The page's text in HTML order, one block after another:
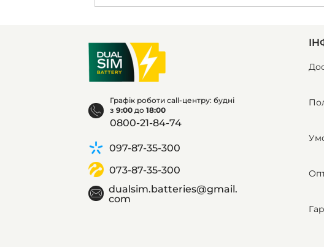
Графік роботи call-центру: будні
з9:00 до18:00
0800-21-84-74
097-87-35-300
073-87-35-300
dualsim.batteries@gmail.
com